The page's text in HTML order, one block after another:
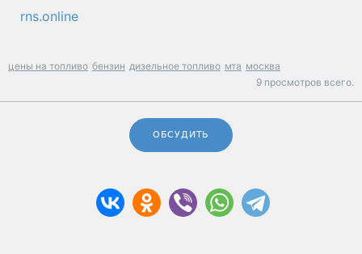
rns.online
цены на топливо бензин дизельное топливо мта москва
9 просмотров всего.
ОБСУДИТЬ